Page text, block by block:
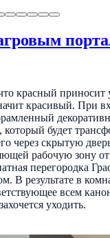
красный приносит
красивый. При
будет
через скрытую
рабочую зону от
перегородка
В результате в
всем
уходить.